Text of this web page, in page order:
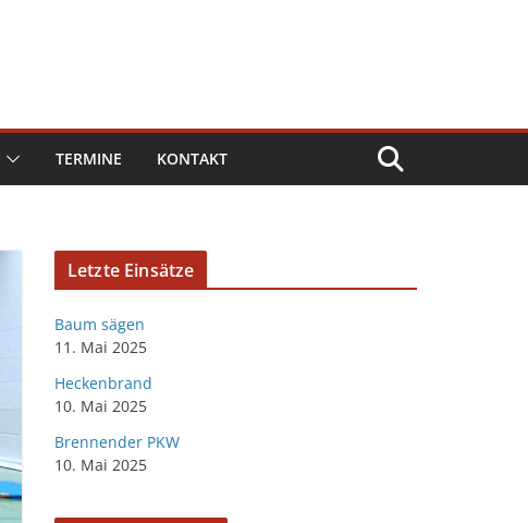
TERMINE KONTAKT
Letzte Einsätze
Baum sägen
11. Mai 2025
Heckenbrand
10. Mai 2025
Brennender PKW
10. Mai 2025